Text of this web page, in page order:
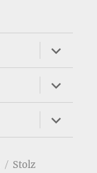
anzeigen
anzeigen
anzeigen
Stolz